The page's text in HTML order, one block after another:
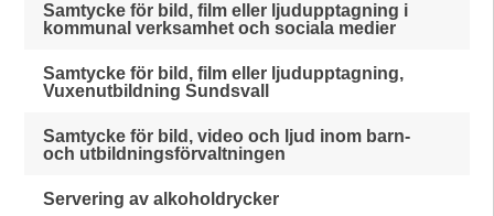
Samtycke för bild, film eller ljudupptagning i
kommunal verksamhet och sociala medier
Samtycke för bild, film eller ljudupptagning,
Vuxenutbildning Sundsvall
Samtycke för bild, video och ljud inom barn-
och utbildningsförvaltningen
Servering av alkoholdrycker